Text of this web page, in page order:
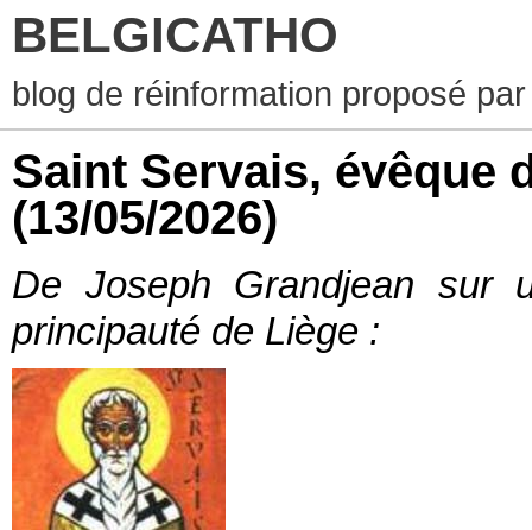
BELGICATHO
blog de réinformation proposé
Saint Servais, évêque
(13/05/2026)
De Joseph Grandjean sur
principauté de Liège :